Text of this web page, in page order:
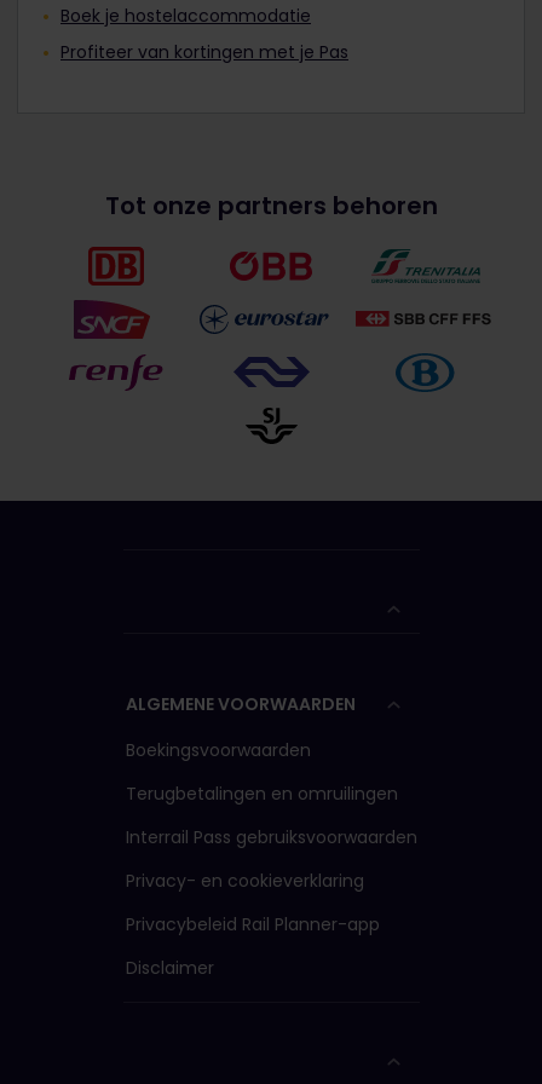
Boek je hostelaccommodatie
Profiteer van kortingen met je Pas
Tot onze partners behoren
ALGEMENE VOORWAARDEN
Boekingsvoorwaarden
Terugbetalingen en omruilingen
Interrail Pass gebruiksvoorwaarden
Privacy- en cookieverklaring
Privacybeleid Rail Planner-app
Disclaimer